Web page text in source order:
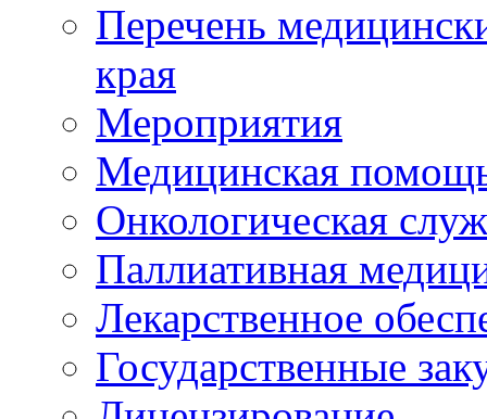
Перечень
края
Мероприятия
Медицинская
Онкологическая
Паллиативная
Лекарственное
Государственные